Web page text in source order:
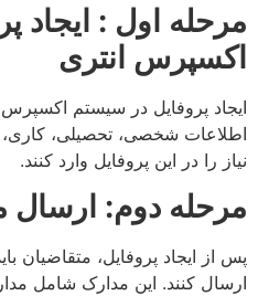
مرحله اول : ایجاد
اکسپرس انتری
ایجاد پروفایل در سیستم
اطلاعات شخصی، تحصیلی، کاری،
نیاز را در این پروفایل وارد کنند.
مرحله دوم: ارسال
ارسال کنند. این مدارک شامل